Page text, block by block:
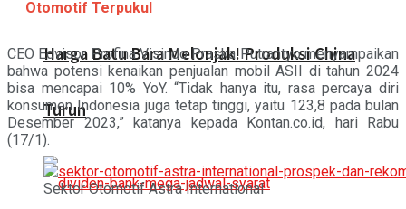
Harga Batu Bara Melonjak! Produksi China
Turun
Otomotif Terpukul
CEO Edvisor Profina Visindo Praska Putrantyo menyampaikan
bahwa potensi kenaikan penjualan mobil ASII di tahun 2024
bisa mencapai 10% YoY. “Tidak hanya itu, rasa percaya diri
konsumen Indonesia juga tetap tinggi, yaitu 123,8 pada bulan
Desember 2023,” katanya kepada Kontan.co.id, hari Rabu
(17/1).
Sektor Otomotif Astra International